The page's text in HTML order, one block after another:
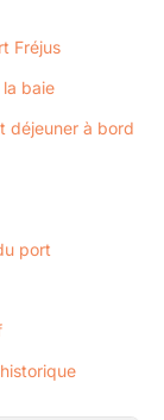
Fréjus
baie
déjeuner à bord
port